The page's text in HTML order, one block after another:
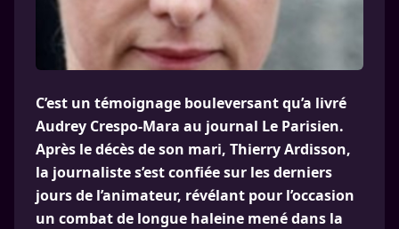
C’est un témoignage bouleversant qu’a livré
Audrey Crespo-Mara au journal Le Parisien.
Après le décès de son mari, Thierry Ardisson,
la journaliste s’est confiée sur les derniers
jours de l’animateur, révélant pour l’occasion
un combat de longue haleine mené dans la